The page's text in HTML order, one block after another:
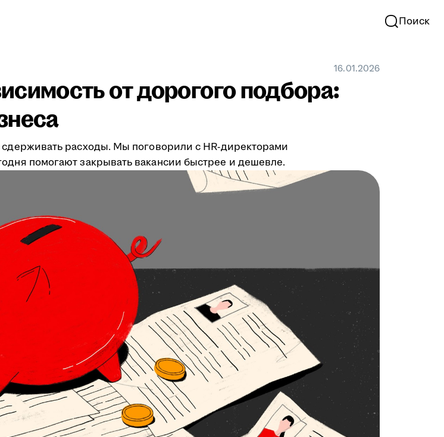
Поиск
16.01.2026
от дорогого подбора:
расходы. Мы поговорили с HR-директорами
помогают закрывать вакансии быстрее и дешевле.